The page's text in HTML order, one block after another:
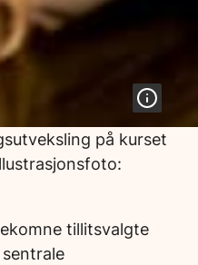
på kurset
tillitsvalgte